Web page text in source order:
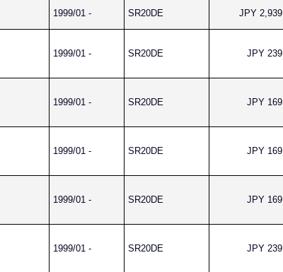
1999/01 - SR20DE JPY 2,939
1999/01 - SR20DE JPY 239
1999/01 - SR20DE JPY 169
1999/01 - SR20DE JPY 169
1999/01 - SR20DE JPY 169
1999/01 - SR20DE JPY 239